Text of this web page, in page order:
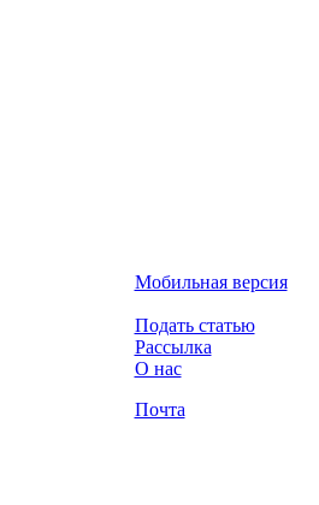
Мобильная версия
Подать статью
Рассылка
О нас
Почта